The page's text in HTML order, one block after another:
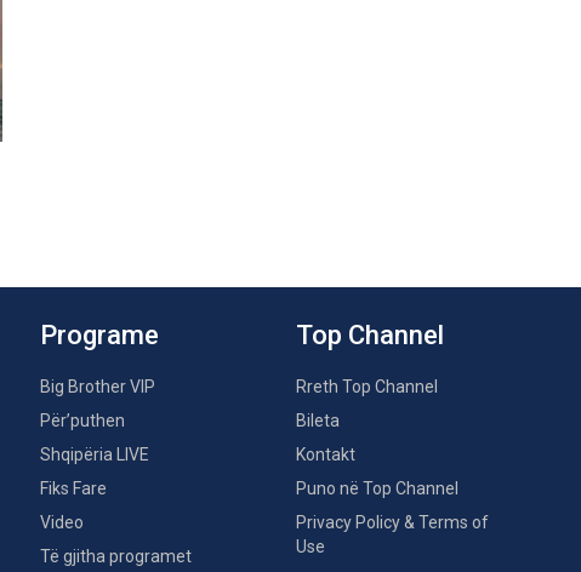
Programe
Big Brother VIP
Për’puthen
Shqipëria LIVE
Fiks Fare
Video
Të gjitha programet
Top Channel
Rreth Top Channel
Bileta
Kontakt
Puno në Top Channel
Privacy Policy & Terms of
Use